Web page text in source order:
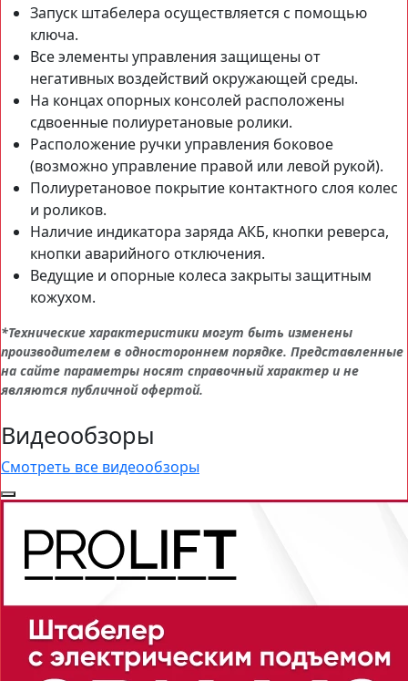
Запуск штабелера осуществляется с помощью
ключа.
Все элементы управления защищены от
негативных воздействий окружающей среды.
На концах опорных консолей расположены
сдвоенные полиуретановые ролики.
Расположение ручки управления боковое
(возможно управление правой или левой рукой).
Полиуретановое покрытие контактного слоя колес
и роликов.
Наличие индикатора заряда АКБ, кнопки реверса,
кнопки аварийного отключения.
Ведущие и опорные колеса закрыты защитным
кожухом.
*Технические характеристики могут быть изменены
производителем в одностороннем порядке. Представленные
на сайте параметры носят справочный характер и не
являются публичной офертой.
Видеообзоры
Смотреть все видеообзоры